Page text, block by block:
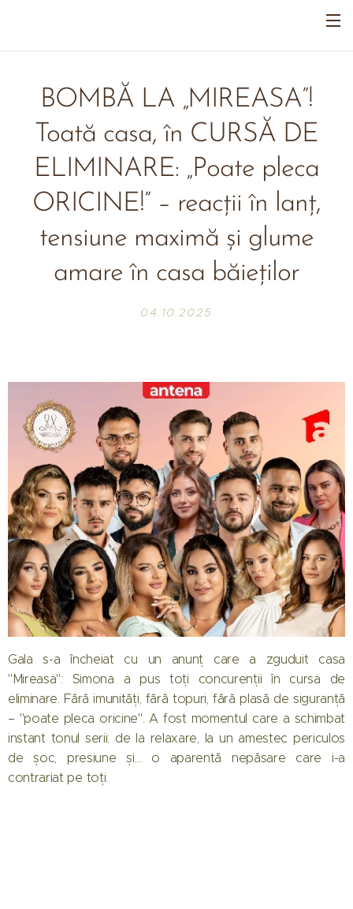
BOMBĂ LA „MIREASA”!
Toată casa, în CURSĂ DE
ELIMINARE: „Poate pleca
ORICINE!” – reacții în lanț,
tensiune maximă și glume
amare în casa băieților
04.10.2025
Gala s-a încheiat cu un anunț care a zguduit casa
"Mireasa": Simona a pus toți concurenții în cursa de
eliminare. Fără imunități, fără topuri, fără plasă de siguranță
– "poate pleca oricine". A fost momentul care a schimbat
instant tonul serii: de la relaxare, la un amestec periculos
de șoc, presiune și… o aparentă nepăsare care i-a
contrariat pe toți.